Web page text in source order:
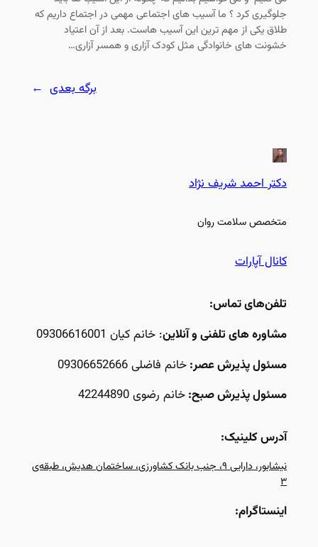
جلوگیری کرد ؟ ما آسیب های اجتماعی مهمی در اجتماع داریم که
طلاق یکی از مهم ترین این آسیب هاست. بعد از آن اعتیاد
خشونت های خانوادگی مثل کودک آزاری و همسر آزاری…
برگه بعدی →
دکتر احمد شریف نژاد
متخصص سلامت روان
کانال آپارات
تلفن‌های تماس:
مشاوره های تلفنی و آنلاین: خانم کیان 09306616001
مسئول پذیرش عصر:خانم فاضلی 09306652666
مسئول پذیرش صبح:خانم رضوی 42244890
آدرس کلینیک:
نیشابور، دارایی ۹، جنب بانک کشاورزی، ساختمان هدیش، طبقه‌ی
۳
اینستاگرام: